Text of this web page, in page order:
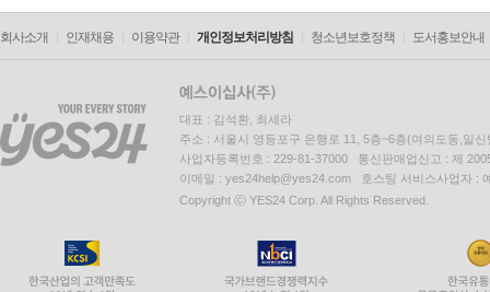
회사소개 인재채용 이용약관 개인정보처리방침 청소년보호정책 도서홍보안내
대표 : 김석환, 최세라
주소 : 서울시 영등포구 은행로 11, 5층~6층(여의도동,일신
사업자등록번호 : 229-81-37000 통신판매업신고 : 제
이메일 : yes24help@yes24.com 호스팅 서비스사업자 :
Copyright ⓒ YES24 Corp. All Rights Reserved.